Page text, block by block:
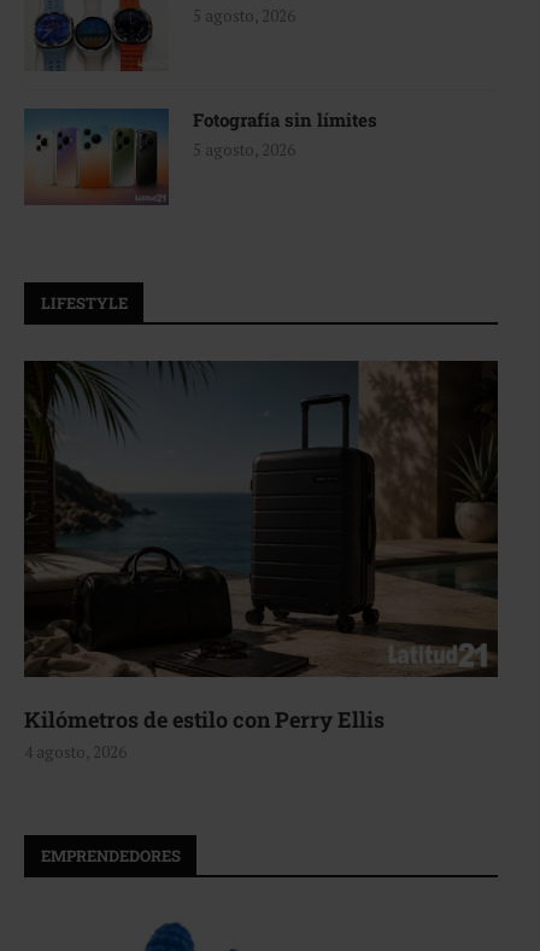
5 agosto, 2026
Fotografía sin límites
5 agosto, 2026
LIFESTYLE
Aerie, texturas que fluyen
4 agosto, 2026
EMPRENDEDORES